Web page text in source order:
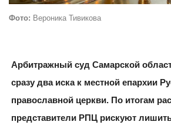
Фото: Вероника Тивикова
Арбитражный суд Самарской
сразу два иска к местной епархии
православной церкви. По итогам
представители РПЦ рискуют